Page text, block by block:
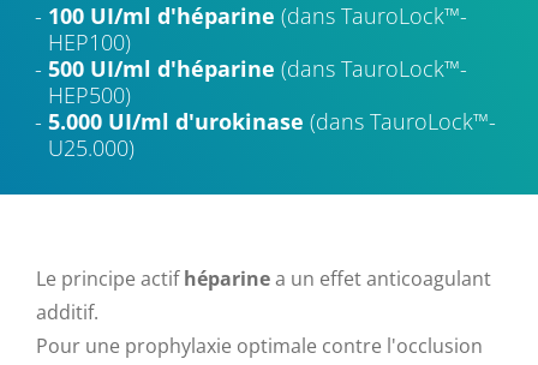
100 UI/ml d'héparine (dans TauroLock™-
HEP100)
500 UI/ml d'héparine (dans TauroLock™-
HEP500)
5.000 UI/ml d'urokinase (dans TauroLock™-
U25.000)
Le principe actifhéparinea un effet anticoagulant
additif.
Pour une prophylaxie optimale contre l'occlusion